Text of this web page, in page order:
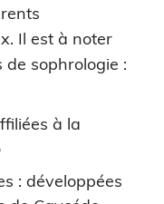
Il est à noter
de sophrologie :
à la
: développées